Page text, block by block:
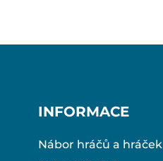
INFORMACE
Nábor hráčů a hráček